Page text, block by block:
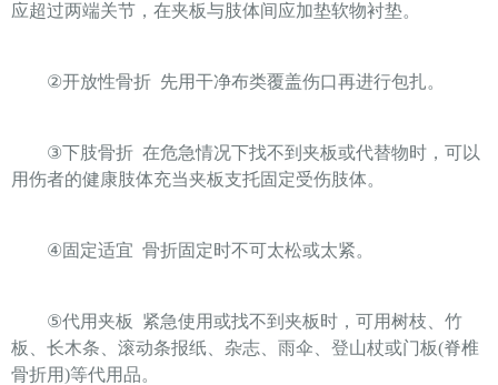
应超过两端关节，在夹板与肢体间应加垫软物衬垫。
②开放性骨折 先用干净布类覆盖伤口再进行包扎。
③下肢骨折 在危急情况下找不到夹板或代替物时，可以
用伤者的健康肢体充当夹板支托固定受伤肢体。
④固定适宜 骨折固定时不可太松或太紧。
⑤代用夹板
紧急使用或找不到夹板时，可用树枝、竹
板、长木条、滚动条报纸、杂志、雨伞、登山杖或门板(脊椎
骨折用)等代用品。